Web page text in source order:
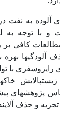
آلوده به نفت
و با توجه به
کافی بر
آلودگی­ها
رایزوسفری با
پژوهش‏های
و حذف